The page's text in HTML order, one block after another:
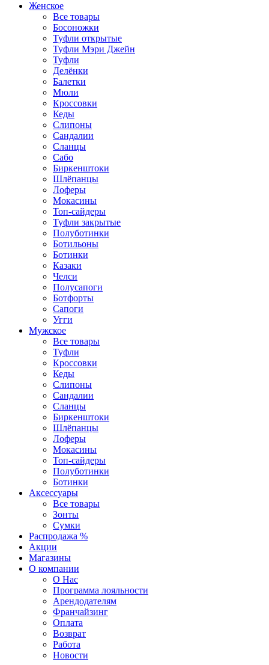
Женское
Все товары
Босоножки
Туфли открытые
Туфли Мэри Джейн
Туфли
Делёнки
Балетки
Мюли
Кроссовки
Кеды
Слипоны
Сандалии
Сланцы
Сабо
Биркенштоки
Шлёпанцы
Лоферы
Мокасины
Топ-сайдеры
Туфли закрытые
Полуботинки
Ботильоны
Ботинки
Казаки
Челси
Полусапоги
Ботфорты
Сапоги
Угги
Мужское
Все товары
Туфли
Кроссовки
Кеды
Слипоны
Сандалии
Сланцы
Биркенштоки
Шлёпанцы
Лоферы
Мокасины
Топ-сайдеры
Полуботинки
Ботинки
Аксессуары
Все товары
Зонты
Сумки
Распродажа %
Акции
Магазины
О компании
О Нас
Программа лояльности
Арендодателям
Франчайзинг
Оплата
Возврат
Работа
Новости